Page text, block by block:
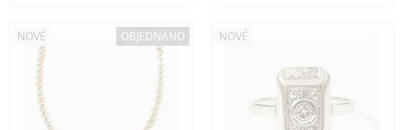
NOVÉ OBJEDNÁNO NOVÉ